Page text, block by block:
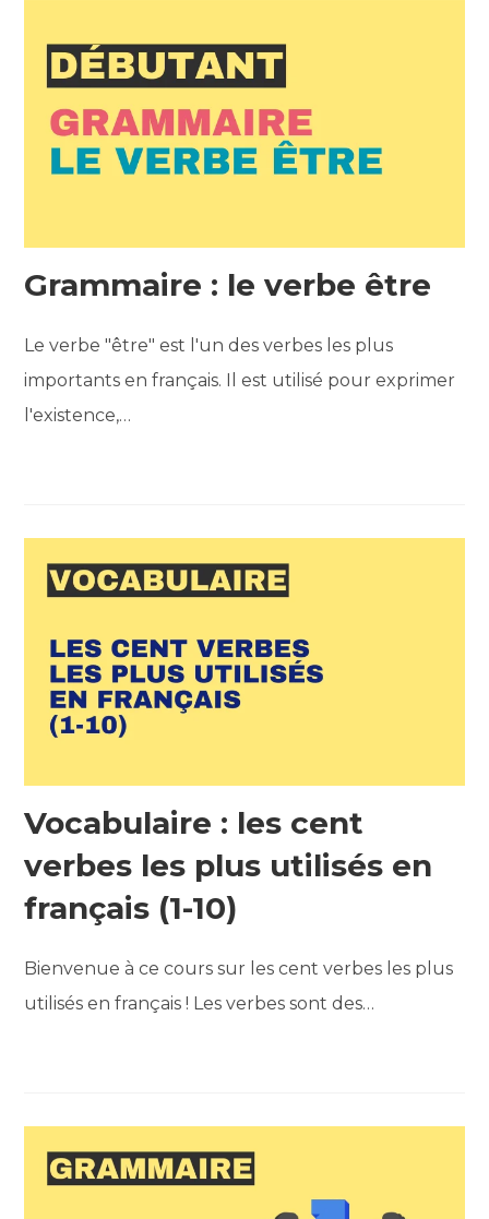
Grammaire : le verbe être
Le verbe "être" est l'un des verbes les plus
importants en français. Il est utilisé pour exprimer
l'existence,…
Vocabulaire : les cent
verbes les plus utilisés en
français (1-10)
Bienvenue à ce cours sur les cent verbes les plus
utilisés en français ! Les verbes sont des…